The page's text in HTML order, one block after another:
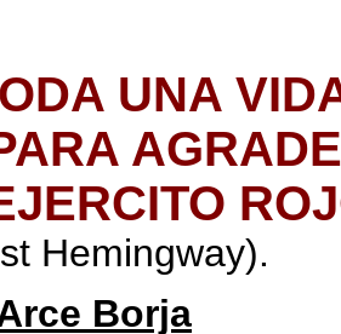
UNA
Hemingway).
Borja